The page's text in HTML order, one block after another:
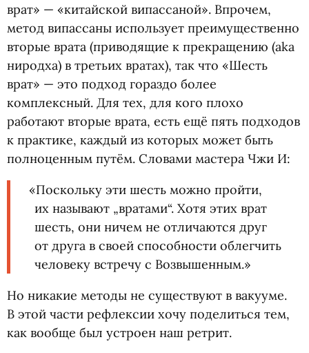
врат» — «китайской випассаной». Впрочем,
метод випассаны использует преимущественно
вторые врата (приводящие к прекращению (aka
ниродха) в третьих вратах), так что «Шесть
врат» — это подход гораздо более
комплексный. Для тех, для кого плохо
работают вторые врата, есть ещё пять подходов
к практике, каждый из которых может быть
полноценным путём. Словами мастера Чжи И:
«Поскольку эти шесть можно пройти,
их называют „вратами“. Хотя этих врат
шесть, они ничем не отличаются друг
от друга в своей способности облегчить
человеку встречу с Возвышенным.»
Но никакие методы не существуют в вакууме.
В этой части рефлексии хочу поделиться тем,
как вообще был устроен наш ретрит.